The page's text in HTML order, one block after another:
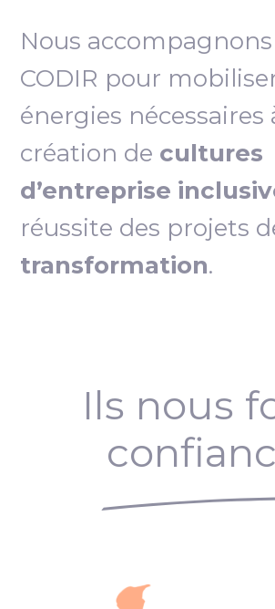
Nous accompagnons
CODIR pour
énergies nécessaires
création de cultures
d’entreprise
réussite des projets
transformation.
Ils nous